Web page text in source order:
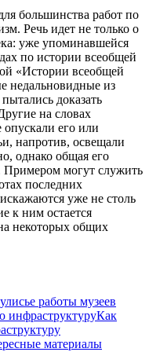
большинства работ по
Речь идет не только о
уже упоминавшейся
по истории всеобщей
«Истории всеобщей
недальновидные из
доказать
на словах
опускали его или
напротив, освещали
однако общая его
Примером могут служить
последних
уже не столь
к ним остается
некоторых общих
работы музеев
Как
материалы